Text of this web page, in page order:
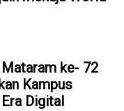
Mataram ke- 72
Kampus
Digital